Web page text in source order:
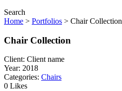
Search
Home > Portfolios > Chair Collection
Chair Collection
Client: Client name
Year: 2018
Categories: Chairs
0 Likes